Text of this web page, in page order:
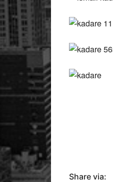
Share via: